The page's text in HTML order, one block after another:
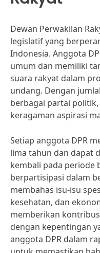
Dewan Perwakilan
legislatif yang
Indonesia. Anggota
umum dan memiliki
suara rakyat dalam
undang. Dengan
berbagai partai
keragaman aspirasi
Setiap anggota DPR
lima tahun dan dapat
kembali pada periode
berpartisipasi dalam
membahas isu-isu
kesehatan, dan
memberikan
dengan kepentingan
anggota DPR dalam